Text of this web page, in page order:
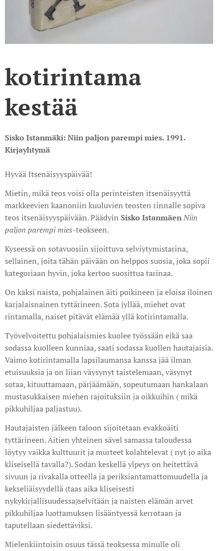
kotirintama
kestää
Sisko Istanmäki: Niin paljon parempi mies. 1991.
Kirjayhtymä
Hyvää Itsenäisyyspäivää!
Mietin, mikä teos voisi olla perinteisten itsenäisyyttä
markkeevien kaanoniin kuuluvien teosten rinnalle sopiva
teos itsenäisyyspäivään. Päädyin Sisko IstanmäenNiin
paljon parempi mies-teokseen.
Kyseessä on sotavuosiin sijoittuva selviytymistarina,
sellainen, joita tähän päivään on helppos suosia, joka sopii
kategoriaan hyvin, joka kertoo suosittua tarinaa.
On kaksi naista, pohjalainen äiti poikineen ja eloisa iloinen
karjalaisnainen tyttärineen. Sota jyllää, miehet ovat
rintamalla, naiset pitävät elämää yllä kotirintamalla.
Työvelvoitettu pohjalaismies kuolee työssään eikä saa
sodassa kuolleen kunniaa, saati sodassa kuollen hautajaisia.
Vaimo kotirintamalla lapsilaumansa kanssa jää ilman
etuisuuksia ja on liian väysynyt taistelemaan, väsynyt
sotaa, kituuttamaan, pärjäämään, sopeutumaan hankalaan
mustasukkaisen miehen rajoituksiin ja oikkuihin ( mikä
pikkuhiljaa paljastuu).
Hautajaisten jälkeen taloon sijoitetaan evakkoäiti
tyttärineen. Äitien yhteinen sävel samassa taloudessa
löytyy vaikka kulttuurit ja murteet kolahtelevat ( nyt jo aika
kliseisellä tavalla?). Sodan keskellä ylpeys on heitettävä
sivuun ja rivakalla otteella ja periksiantamattomuudella ja
kekseliäisyydellä (taas aika kliseisesti
nykykirjallisuudessa)selvitään ja naisten elämän arvet
pikkuhiljaa luottamuksen lisääntyessä kerrotaan ja
taputellaan siedettäviksi.
Mielenkiintoisin osuus tässä teoksessa minulle oli